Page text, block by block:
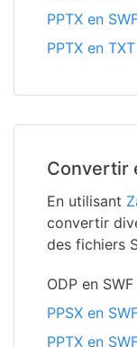
PPTX en
PPTX en TXT
Convertir
En utilisant
convertir
des fichiers
ODP en SWF
PPSX en
PPTX en